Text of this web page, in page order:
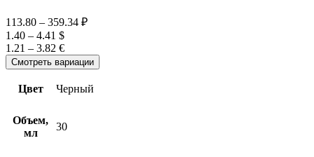
113.80 – 359.34 ₽
1.40 – 4.41 $
1.21 – 3.82 €
Смотреть вариации
Цвет Черный
Объем,
мл
30